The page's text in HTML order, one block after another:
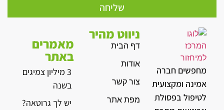
שליחה
מחפשים חברה
אמינה ומקצועית
לטיפול בפסולת
ניווט מהיר
דף הבית
אודות
צור קשר
מפת אתר
מאמרים
באתר
3 מיליון צמיגים
בשנה
יש לך גרוטאה?